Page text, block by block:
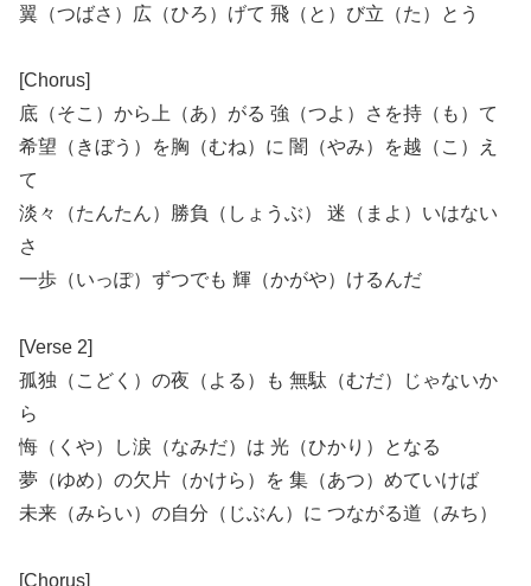
翼（つばさ）広（ひろ）げて 飛（と）び立（た）とう
[Chorus]
底（そこ）から上（あ）がる 強（つよ）さを持（も）て
希望（きぼう）を胸（むね）に 闇（やみ）を越（こ）え
て
淡々（たんたん）勝負（しょうぶ） 迷（まよ）いはない
さ
一歩（いっぽ）ずつでも 輝（かがや）けるんだ
[Verse 2]
孤独（こどく）の夜（よる）も 無駄（むだ）じゃないか
ら
悔（くや）し涙（なみだ）は 光（ひかり）となる
夢（ゆめ）の欠片（かけら）を 集（あつ）めていけば
未来（みらい）の自分（じぶん）に つながる道（みち）
[Chorus]